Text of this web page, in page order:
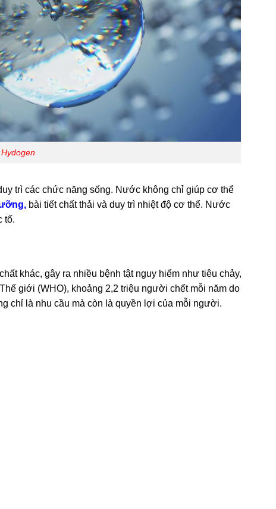
trì các chức năng sống. Nước không chỉ giúp cơ thể
bài tiết chất thải và duy trì nhiệt độ cơ thể. Nước
tố.
khác, gây ra nhiều bệnh tật nguy hiểm như tiêu chảy,
giới (WHO), khoảng 2,2 triệu người chết mỗi năm do
chỉ là nhu cầu mà còn là quyền lợi của mỗi người.